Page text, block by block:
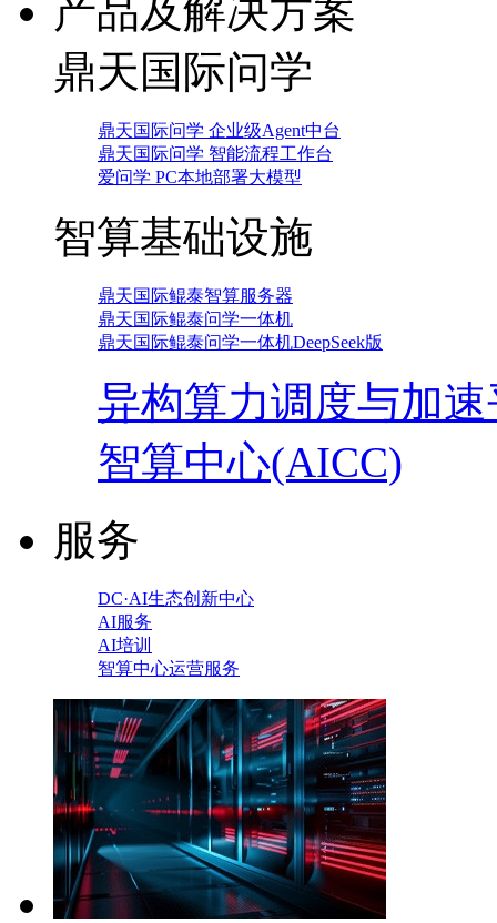
产品及解决方案
鼎天国际问学
鼎天国际问学 企业级Agent中台
鼎天国际问学 智能流程工作台
爱问学 PC本地部署大模型
智算基础设施
鼎天国际鲲泰智算服务器
鼎天国际鲲泰问学一体机
鼎天国际鲲泰问学一体机DeepSeek版
异构算力调度与加
智算中心(AICC)
服务
DC·AI生态创新中心
AI服务
AI培训
智算中心运营服务